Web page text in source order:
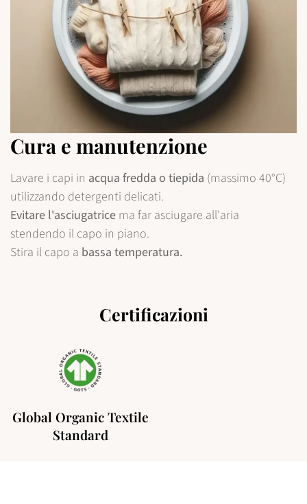
Cura e manutenzione
Lavare i capi in acqua fredda o tiepida (massimo 40°C)
utilizzando detergenti delicati.
Evitare l'asciugatrice ma far asciugare all'aria
stendendo il capo in piano.
Stira il capo a bassa temperatura.
Certificazioni
Global Organic Textile
Standard